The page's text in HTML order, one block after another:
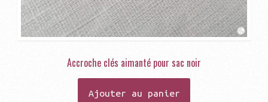
Accroche clés aimanté pour sac noir
Ajouter au panier